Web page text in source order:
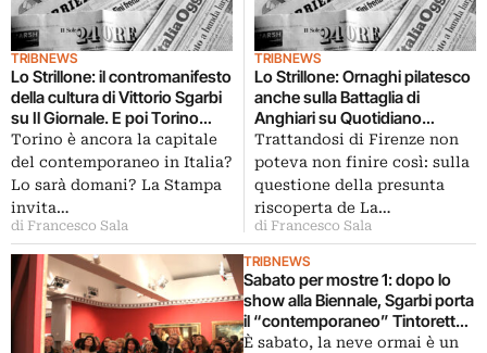
TRIBNEWS
Lo Strillone: il contromanifesto
della cultura di Vittorio Sgarbi
su Il Giornale. E poi Torino
capitale del contemporaneo?,
Bruno Giacometti, Edward
Kienholz al Museo Tinguely…
Torino è ancora la capitale
del contemporaneo in Italia?
Lo sarà domani? La Stampa
invita…
di Francesco Sala
TRIBNEWS
Lo Strillone: Ornaghi pilatesco
anche sulla Battaglia di
Anghiari su Quotidiano
Nazionale. E poi Marlene
Dumas, Biennale d’Arte Sacra
Contemporanea, fuga da
Palazzo Te…
Trattandosi di Firenze non
poteva non finire così: sulla
questione della presunta
riscoperta de La…
di Francesco Sala
TRIBNEWS
Sabato per mostre 1: dopo lo
show alla Biennale, Sgarbi porta
il “contemporaneo” Tintoretto
alle Scuderie del Quirinale
È sabato, la neve ormai è un